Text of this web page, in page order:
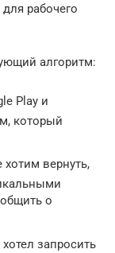
рабочего
алгоритм:
Play и
который
вернуть,
о
запросить